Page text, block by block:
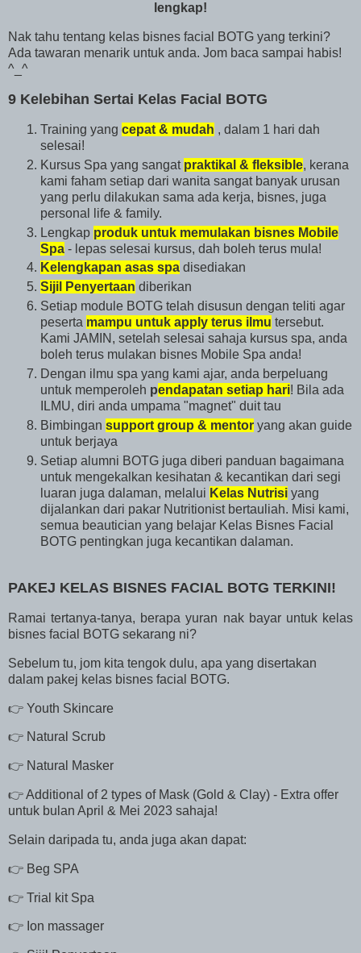
lengkap!
Nak tahu tentang kelas bisnes facial BOTG yang terkini?
Ada tawaran menarik untuk anda. Jom baca sampai habis!
^_^
9 Kelebihan Sertai Kelas Facial BOTG
Training yang cepat & mudah , dalam 1 hari dah
selesai!
Kursus Spa yang sangat praktikal & fleksible, kerana
kami faham setiap dari wanita sangat banyak urusan
yang perlu dilakukan sama ada kerja, bisnes, juga
personal life & family.
Lengkap produk untuk memulakan bisnes Mobile
Spa - lepas selesai kursus, dah boleh terus mula!
Kelengkapan asas spa disediakan
Sijil Penyertaan diberikan
Setiap module BOTG telah disusun dengan teliti agar
peserta mampu untuk apply terus ilmu tersebut.
Kami JAMIN, setelah selesai sahaja kursus spa, anda
boleh terus mulakan bisnes Mobile Spa anda!
Dengan ilmu spa yang kami ajar, anda berpeluang
untuk memperoleh pendapatan setiap hari! Bila ada
ILMU, diri anda umpama "magnet" duit tau
Bimbingan support group & mentor yang akan guide
untuk berjaya
Setiap alumni BOTG juga diberi panduan bagaimana
untuk mengekalkan kesihatan & kecantikan dari segi
luaran juga dalaman, melalui Kelas Nutrisi yang
dijalankan dari pakar Nutritionist bertauliah. Misi kami,
semua beautician yang belajar Kelas Bisnes Facial
BOTG pentingkan juga kecantikan dalaman.
PAKEJ KELAS BISNES FACIAL BOTG TERKINI!
Ramai tertanya-tanya, berapa yuran nak bayar untuk kelas
bisnes facial BOTG sekarang ni?
Sebelum tu, jom kita tengok dulu, apa yang disertakan
dalam pakej kelas bisnes facial BOTG.
👉 Youth Skincare
👉 Natural Scrub
👉 Natural Masker
👉 Additional of 2 types of Mask (Gold & Clay) - Extra offer
untuk bulan April & Mei 2023 sahaja!
Selain daripada tu, anda juga akan dapat:
👉 Beg SPA
👉 Trial kit Spa
👉 Ion massager